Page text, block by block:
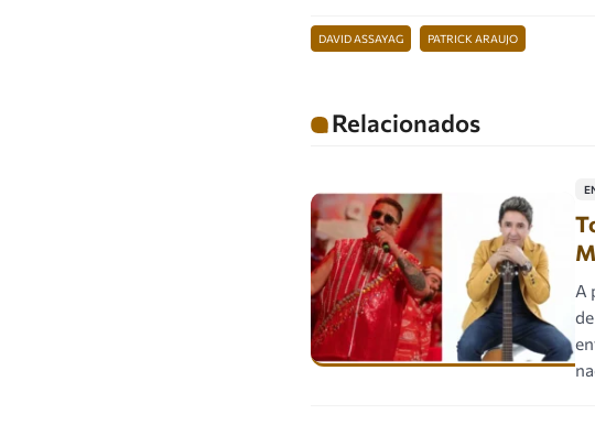
DAVID ASSAYAG PATRICK ARAUJO
Relacionados
A